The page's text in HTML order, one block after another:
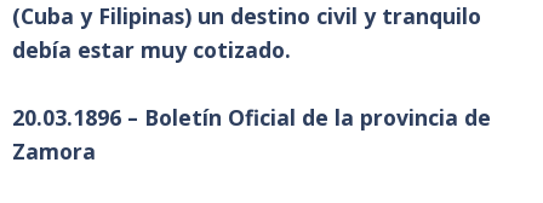
(Cuba y Filipinas) un destino civil y tranquilo
debía estar muy cotizado.
20.03.1896 – Boletín Oficial de la provincia de
Zamora